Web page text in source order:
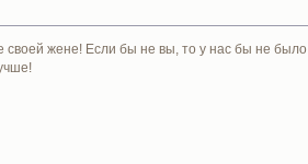
своей жене! Если бы не вы, то у нас бы не